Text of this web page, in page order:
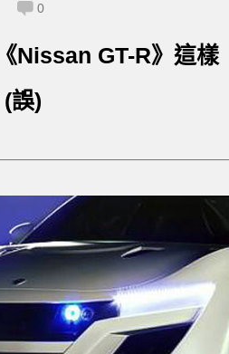
0
Nissan GT-R》這樣
誤)